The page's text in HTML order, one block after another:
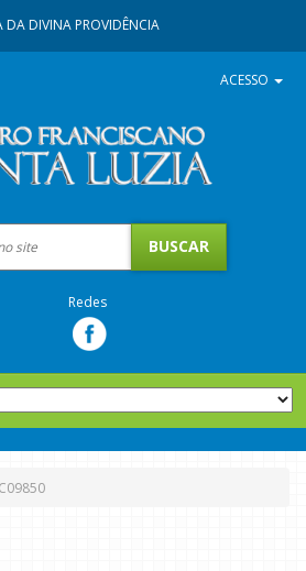
DA DIVINA PROVIDÊNCIA
ACESSO
Redes